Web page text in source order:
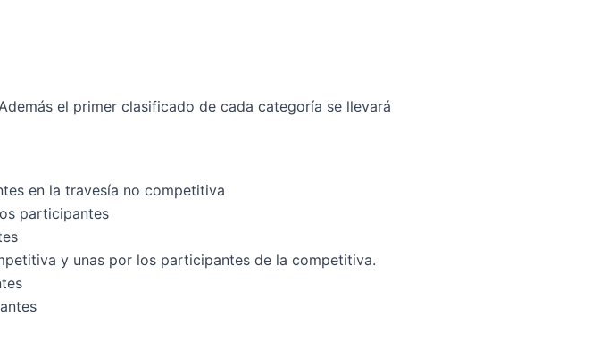
el primer clasificado de cada categoría se llevará
en la travesía no competitiva
participantes
y unas por los participantes de la competitiva.